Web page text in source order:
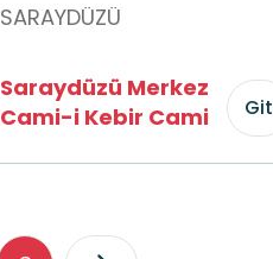
SARAYDÜZÜ
Saraydüzü Merkez
Cami-i Kebir Cami
Git